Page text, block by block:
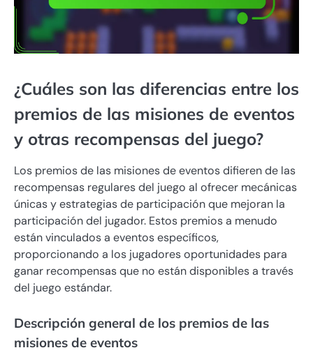
¿Cuáles son las diferencias entre los
premios de las misiones de eventos
y otras recompensas del juego?
Los premios de las misiones de eventos difieren de las
recompensas regulares del juego al ofrecer mecánicas
únicas y estrategias de participación que mejoran la
participación del jugador. Estos premios a menudo
están vinculados a eventos específicos,
proporcionando a los jugadores oportunidades para
ganar recompensas que no están disponibles a través
del juego estándar.
Descripción general de los premios de las
misiones de eventos